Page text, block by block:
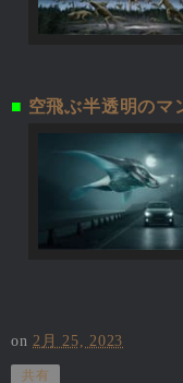
■ 空飛ぶ半透明のマ
on 2月 25, 2023
共有